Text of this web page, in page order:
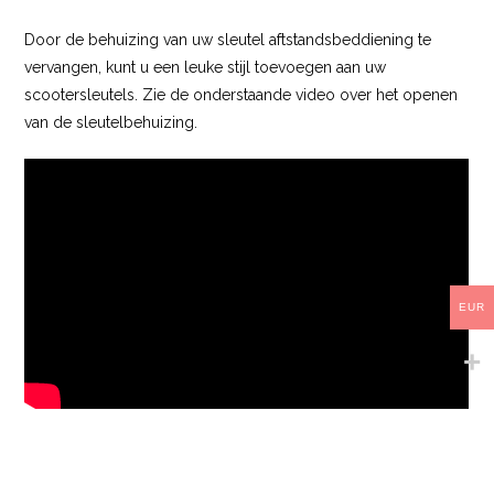
Door de behuizing van uw sleutel aftstandsbeddiening te
vervangen, kunt u een leuke stijl toevoegen aan uw
scootersleutels. Zie de onderstaande video over het openen
van de sleutelbehuizing.
EUR